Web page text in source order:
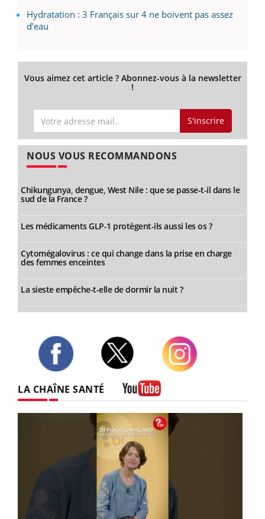
Hydratation : 3 Français sur 4 ne boivent pas assez
d’eau
Vous aimez cet article ? Abonnez-vous à la newsletter
!
S'inscrire
NOUS VOUS RECOMMANDONS
Chikungunya, dengue, West Nile : que se passe-t-il dans le
sud de la France ?
Les médicaments GLP-1 protègent-ils aussi les os ?
Cytomégalovirus : ce qui change dans la prise en charge
des femmes enceintes
La sieste empêche-t-elle de dormir la nuit ?
LA CHAÎNE SANTÉ